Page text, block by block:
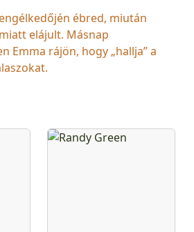
ébred, miután
elájult. Másnap
Emma rájön, hogy „hallja” a